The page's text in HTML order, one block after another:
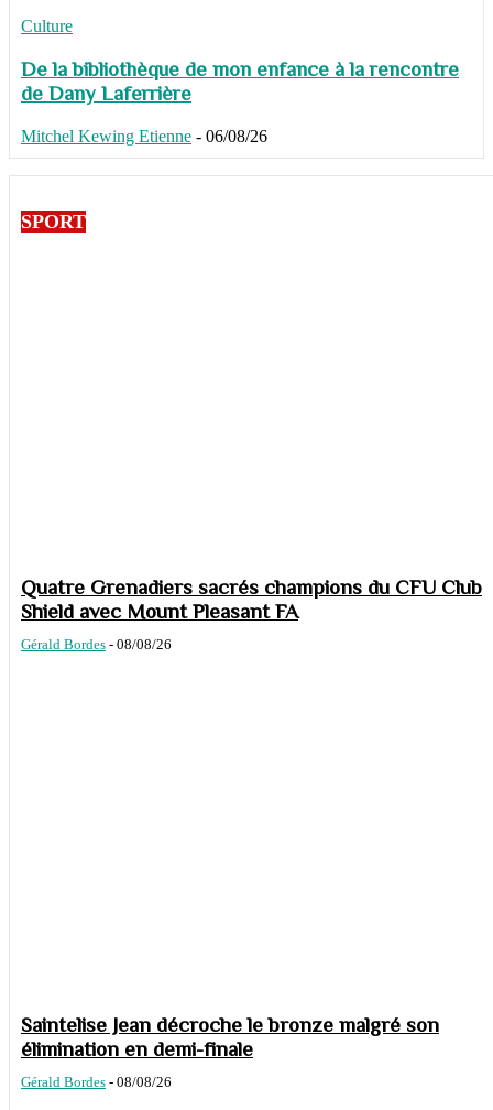
Culture
De la bibliothèque de mon enfance à la rencontre
de Dany Laferrière
Mitchel Kewing Etienne - 06/08/26
SPORT
Quatre Grenadiers sacrés champions du CFU Club
Shield avec Mount Pleasant FA
Gérald Bordes - 08/08/26
Saintelise Jean décroche le bronze malgré son
élimination en demi-finale
Gérald Bordes - 08/08/26